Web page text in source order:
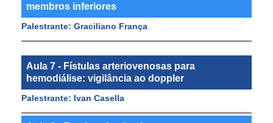
membros inferiores
Palestrante: Graciliano França
Aula 7 - Fístulas arteriovenosas para
hemodiálise: vigilância ao doppler
Palestrante: Ivan Casella